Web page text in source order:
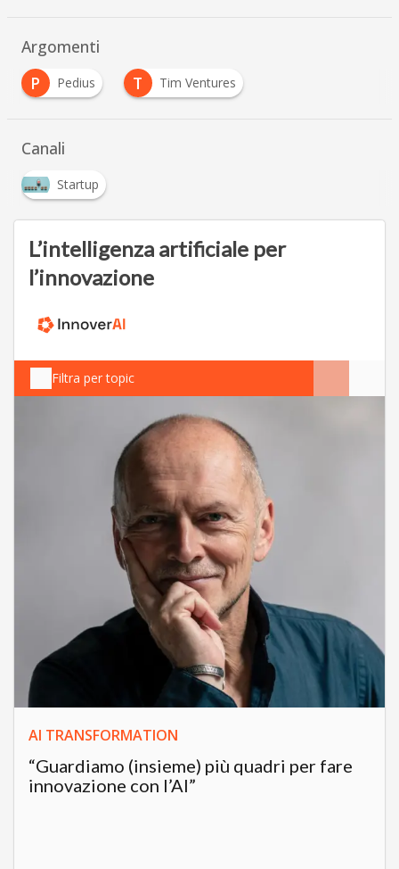
Argomenti
P
Pedius T Tim Ventures
Canali
Startup
L’intelligenza artificiale per
l’innovazione
Filtra per topic
AI TRANSFORMATION
“Guardiamo (insieme) più quadri per fare
innovazione con l’AI”